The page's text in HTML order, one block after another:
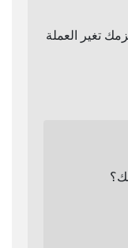
تغير العملة